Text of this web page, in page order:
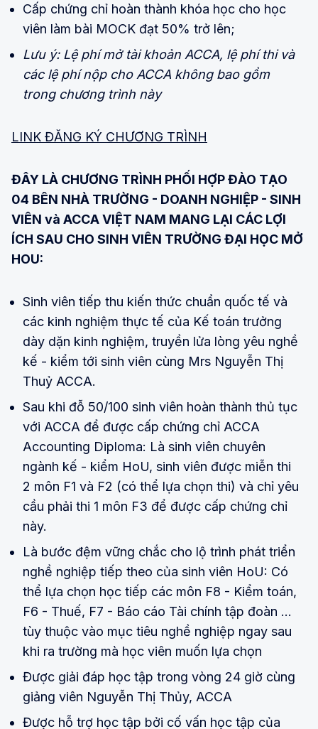
Cấp chứng chỉ hoàn thành khóa học cho học
viên làm bài MOCK đạt 50% trở lên;
Lưu ý: Lệ phí mở tài khoản ACCA, lệ phí thi và
các lệ phí nộp cho ACCA không bao gồm
trong chương trình này
LINK ĐĂNG KÝ CHƯƠNG TRÌNH
ĐÂY LÀ CHƯƠNG TRÌNH PHỐI HỢP ĐÀO TẠO
04 BÊN NHÀ TRƯỜNG - DOANH NGHIỆP - SINH
VIÊN và ACCA VIỆT NAM MANG LẠI CÁC LỢI
ÍCH SAU CHO SINH VIÊN TRƯỜNG ĐẠI HỌC MỞ
HOU:
Sinh viên tiếp thu kiến thức chuẩn quốc tế và
các kinh nghiệm thực tế của Kế toán trưởng
dày dặn kinh nghiệm, truyền lửa lòng yêu nghề
kế - kiểm tới sinh viên cùng Mrs Nguyễn Thị
Thuỷ ACCA.
Sau khi đỗ 50/100 sinh viên hoàn thành thủ tục
với ACCA để được cấp chứng chỉ ACCA
Accounting Diploma: Là sinh viên chuyên
ngành kế - kiểm HoU, sinh viên được miễn thi
2 môn F1 và F2 (có thể lựa chọn thi) và chỉ yêu
cầu phải thi 1 môn F3 để được cấp chứng chỉ
này.
Là bước đệm vững chắc cho lộ trình phát triển
nghề nghiệp tiếp theo của sinh viên HoU: Có
thể lựa chọn học tiếp các môn F8 - Kiểm toán,
F6 - Thuế, F7 - Báo cáo Tài chính tập đoàn …
tùy thuộc vào mục tiêu nghề nghiệp ngay sau
khi ra trường mà học viên muốn lựa chọn
Được giải đáp học tập trong vòng 24 giờ cùng
giảng viên Nguyễn Thị Thủy, ACCA
Được hỗ trợ học tập bởi cố vấn học tập của